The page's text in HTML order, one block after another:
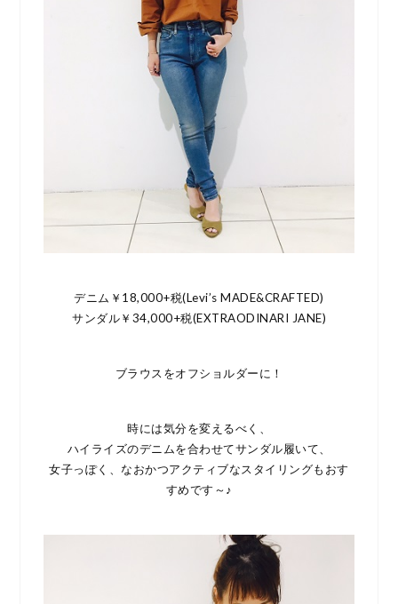
デニム￥18,000+税(Levi’s MADE&CRAFTED)
サンダル￥34,000+税(EXTRAODINARI JANE)
ブラウスをオフショルダーに！
時には気分を変えるべく、
ハイライズのデニムを合わせてサンダル履いて、
女子っぽく、なおかつアクティブなスタイリングもおす
すめです～♪